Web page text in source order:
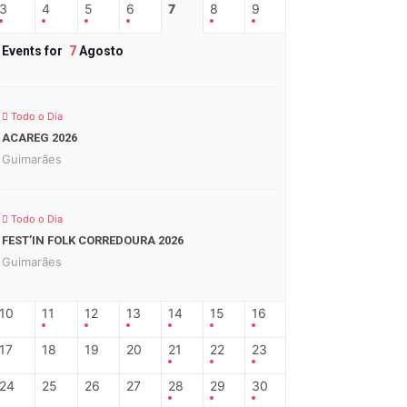
3 4 5 6 7 8 9
Events for 7Agosto
Todo o Dia
ACAREG 2026
Guimarães
Todo o Dia
FEST’IN FOLK CORREDOURA 2026
Guimarães
10 11 12 13 14 15 16
17 18 19 20 21 22 23
24 25 26 27 28 29 30